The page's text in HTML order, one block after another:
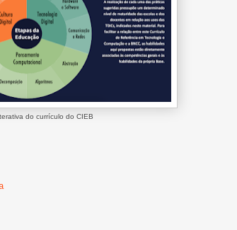
do currículo do CIEB